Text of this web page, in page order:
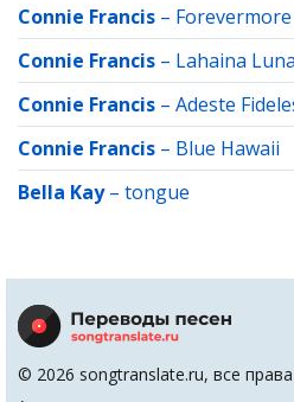
Connie Francis – Forevermore
Connie Francis – Lahaina Luna
Connie Francis – Adeste
Connie Francis – Blue Hawaii
Bella Kay– tongue
© 2026 songtranslate.ru, все